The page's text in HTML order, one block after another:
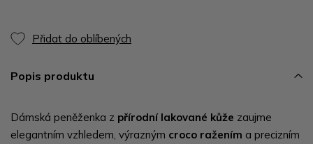
Přidat do oblíbených
Popis produktu
Dámská peněženka z přírodní lakované kůže zaujme
elegantním vzhledem, výrazným croco ražením a precizním